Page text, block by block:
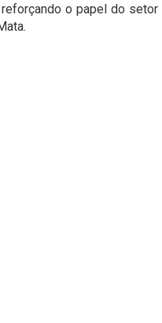
o papel do